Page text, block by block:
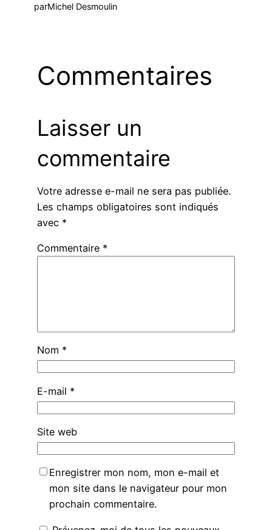
parMichel Desmoulin
Commentaires
Laisser un
commentaire
Votre adresse e-mail ne sera pas publiée.
Les champs obligatoires sont indiqués
avec *
Commentaire *
Nom *
E-mail *
Site web
Enregistrer mon nom, mon e-mail et
mon site dans le navigateur pour mon
prochain commentaire.